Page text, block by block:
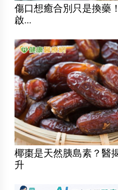
傷口想癒合別只是換藥
啟...
椰棗是天然胰島素？醫
升